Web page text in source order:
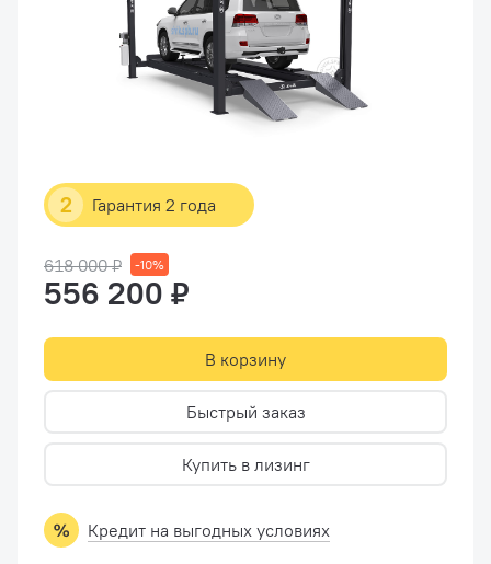
2 Гарантия 2 года
618 000 ₽ -10%
556 200 ₽
В корзину
Быстрый заказ
Купить в лизинг
Кредит на выгодных условиях